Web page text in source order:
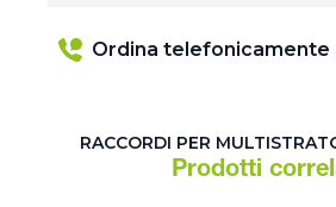
Ordina telefonicamente
RACCORDI PER
Prodotti